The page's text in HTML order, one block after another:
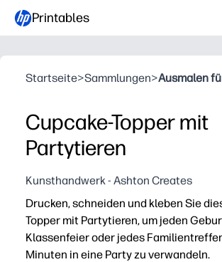
Printables
Startseite>Sammlungen>Ausmalen
Cupcake-Topper mit
Partytieren
Kunsthandwerk - Ashton Creates
Drucken, schneiden und kleben Sie
Topper mit Partytieren, um jeden
Klassenfeier oder jedes
Minuten in eine Party zu verwandeln.